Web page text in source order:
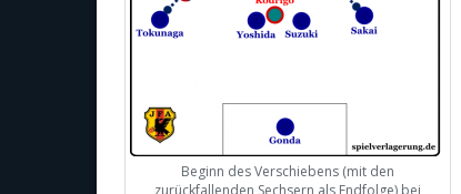
Beginn des Verschiebens (mit den
zurückfallenden Sechsern als Endfolge) bei